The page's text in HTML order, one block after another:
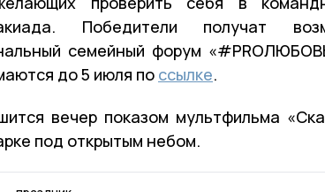
Победители получат
семейный форум
до 5 июля по ссылке.
вечер показом мультфильма
под открытым небом.